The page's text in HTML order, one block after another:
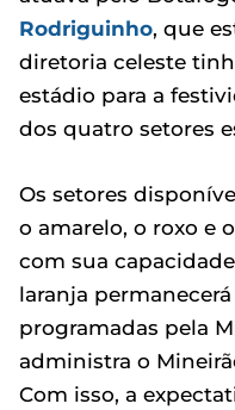
Rodriguinho, que
diretoria celeste
estádio para a
dos quatro setores
Os setores
o amarelo, o roxo e
com sua
laranja
programadas pela
administra o
Com isso, a